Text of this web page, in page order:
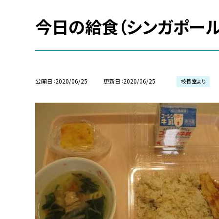
今日の給食（シンガポー
公開日 2020/06/25 更新日 2020/06/25 校長室より